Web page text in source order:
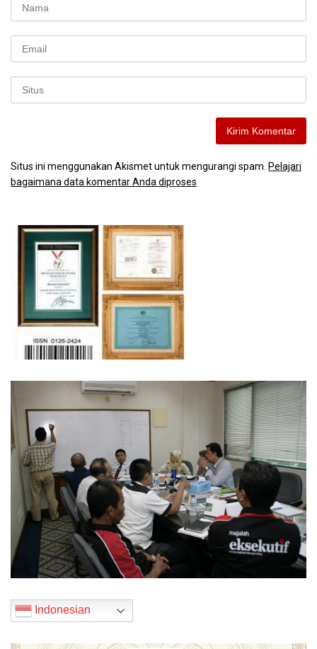
Situs ini menggunakan Akismet untuk mengurangi spam. Pelajari
bagaimana data komentar Anda diproses
Indonesian